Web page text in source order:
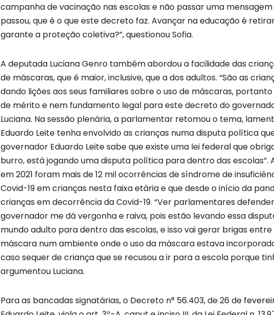
campanha de vacinação nas escolas e não passar uma mensagem
passou, que é o que este decreto faz. Avançar na educação é
garante a proteção coletiva?”, questionou Sofia.
A deputada Luciana Genro também abordou a facilidade das
de máscaras, que é maior, inclusive, que a dos adultos. “São as
dando lições aos seus familiares sobre o uso de máscaras,
de mérito e nem fundamento legal para este decreto do
Luciana. Na sessão plenária, a parlamentar retomou o tema,
Eduardo Leite tenha envolvido as crianças numa disputa política
governador Eduardo Leite sabe que existe uma lei federal que
burro, está jogando uma disputa política para dentro das
em 2021 foram mais de 12 mil ocorrências de síndrome de
Covid-19 em crianças nesta faixa etária e que desde o início da
crianças em decorrência da Covid-19. “Ver parlamentares
governador me dá vergonha e raiva, pois estão levando essa
mundo adulto para dentro das escolas, e isso vai gerar brigas entre
máscara num ambiente onde o uso da máscara estava
caso sequer de criança que se recusou a ir para a escola porque
argumentou Luciana.
Para as bancadas signatárias, o Decreto n° 56.403, de 26 de